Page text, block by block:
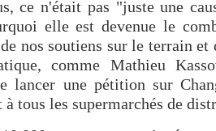
ce n'était pas "juste une
elle est devenue le
nos soutiens sur le terrain et
comme Mathieu
lancer une pétition sur
à tous les supermarchés de